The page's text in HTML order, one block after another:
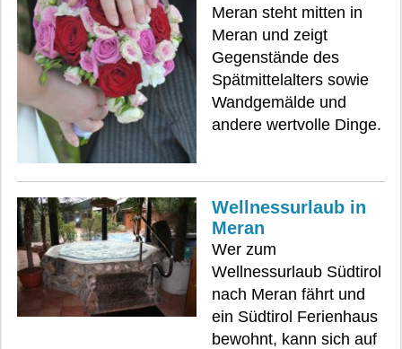
Meran steht mitten in
Meran und zeigt
Gegenstände des
Spätmittelalters sowie
Wandgemälde und
andere wertvolle Dinge.
Wellnessurlaub in
Meran
Wer zum
Wellnessurlaub Südtirol
nach Meran fährt und
ein Südtirol Ferienhaus
bewohnt, kann sich auf